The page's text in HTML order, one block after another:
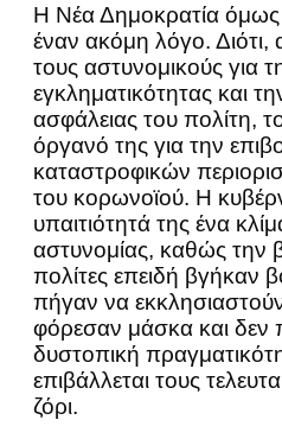
Η Νέα Δημοκρατία όμως
έναν ακόμη λόγο. Διότι,
τους αστυνομικούς για
εγκληματικότητας και
ασφάλειας του πολίτη,
όργανό της για την
καταστροφικών
του κορωνοϊού. Η
υπαιτιότητά της ένα
αστυνομίας, καθώς την
πολίτες επειδή βγήκαν
πήγαν να
φόρεσαν μάσκα και δεν
δυστοπική
επιβάλλεται τους
ζόρι.